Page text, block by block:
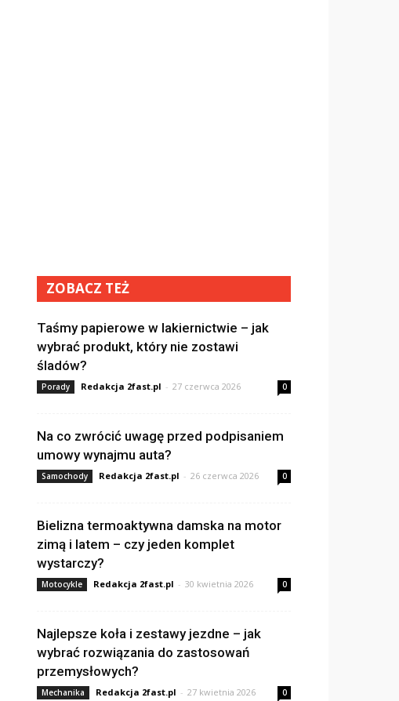
ZOBACZ TEŻ
Taśmy papierowe w lakiernictwie – jak
wybrać produkt, który nie zostawi
śladów?
Porady Redakcja 2fast.pl - 27 czerwca 2026 0
Na co zwrócić uwagę przed podpisaniem
umowy wynajmu auta?
Samochody Redakcja 2fast.pl - 26 czerwca 2026 0
Bielizna termoaktywna damska na motor
zimą i latem – czy jeden komplet
wystarczy?
Motocykle Redakcja 2fast.pl - 30 kwietnia 2026 0
Najlepsze koła i zestawy jezdne – jak
wybrać rozwiązania do zastosowań
przemysłowych?
Mechanika Redakcja 2fast.pl - 27 kwietnia 2026 0